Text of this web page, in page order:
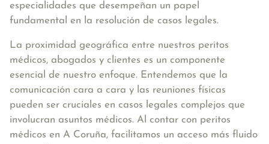
especialidades que desempeñan un papel
fundamental en la resolución de casos legales.
La proximidad geográfica entre nuestros peritos
médicos, abogados y clientes es un componente
esencial de nuestro enfoque. Entendemos que la
comunicación cara a cara y las reuniones físicas
pueden ser cruciales en casos legales complejos que
involucran asuntos médicos. Al contar con peritos
médicos en A Coruña, facilitamos un acceso más fluido